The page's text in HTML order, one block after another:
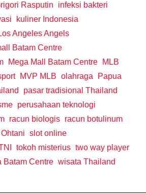
Rasputin
infeksi bakteri
kuliner Indonesia
Angeles Angels
Batam Centre
Mega Mall Batam Centre
MLB
MVP MLB olahraga
Papua
pasar tradisional Thailand
perusahaan teknologi
racun biologis racun botulinum
slot online
tokoh misterius two way player
Batam Centre wisata Thailand